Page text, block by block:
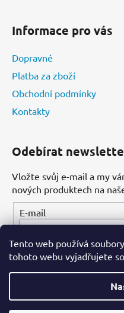
Tento web používá
tohoto webu vyjadřujete
Informace pro vás
Dopravné
Platba za zboží
Obchodní podmínky
Kontakty
Odebírat
Vložte svůj e-mail a my
nových produktech na
E-mail
PŘIHLÁSIT SE